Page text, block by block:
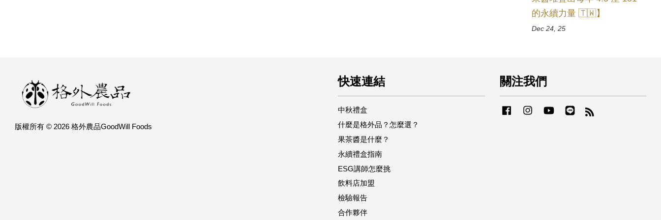
的永續力量 🇹🇼】
Dec 24, 25
版權所有 © 2026 格外農品GoodWill Foods
快速連結
中秋禮盒
什麼是格外品？怎麼選？
果茶醬是什麼？
永續禮盒指南
ESG講師怎麼挑
飲料店加盟
檢驗報告
合作夥伴
關注我們
FacebookInstagramYouTubeLine